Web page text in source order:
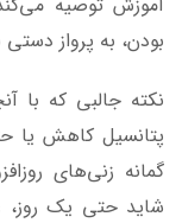
بودن، به پرواز دستی
نکته جالبی که با
پتانسیل کاهش
گمانه زنی‌های